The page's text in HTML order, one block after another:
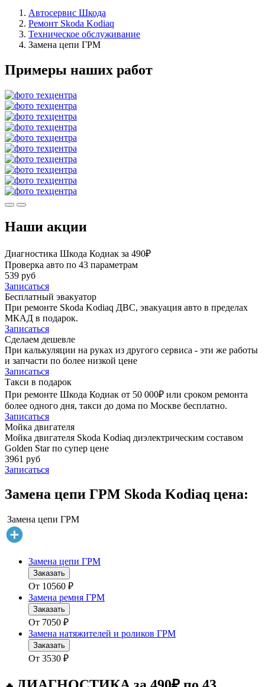
Автосервис Шкода
Ремонт Skoda Kodiaq
Техническое обслуживание
Замена цепи ГРМ
Примеры наших работ
Наши акции
Диагностика Шкода Кодиак за 490₽
Проверка авто по 43 параметрам
539 руб
Записаться
Бесплатный эвакуатор
При ремонте Skoda Kodiaq ДВС, эвакуация авто в пределах
МКАД в подарок.
Записаться
Сделаем дешевле
При калькуляции на руках из другого сервиса - эти же работы
и запчасти по более низкой цене
Записаться
Такси в подарок
При ремонте Шкода Кодиак от 50 000₽ или сроком ремонта
более одного дня, такси до дома по Москве бесплатно.
Записаться
Мойка двигателя
Мойка двигателя Skoda Kodiaq диэлектрическим составом
Golden Star по супер цене
3961 руб
Записаться
Замена цепи ГРМ Skoda Kodiaq цена:
Замена цепи ГРМ
Замена цепи ГРМ
Заказать
От 10560 ₽
Замена ремня ГРМ
Заказать
От 7050 ₽
Замена натяжителей и роликов ГРМ
Заказать
От 3530 ₽